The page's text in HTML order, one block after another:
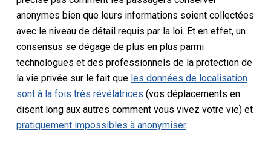
anonymes bien que leurs informations soient collectées
avec le niveau de détail requis par la loi. Et en effet, un
consensus se dégage de plus en plus parmi
technologues et des professionnels de la protection de
la vie privée sur le fait que les données de localisation
sont à la fois très révélatrices (vos déplacements en
disent long aux autres comment vous vivez votre vie) et
pratiquement impossibles à anonymiser.